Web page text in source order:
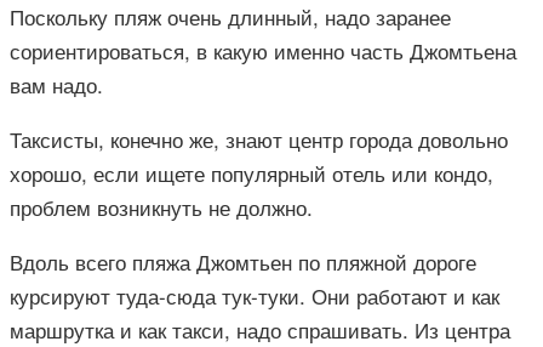
Поскольку пляж очень длинный, надо заранее
сориентироваться, в какую именно часть Джомтьена
вам надо.
Таксисты, конечно же, знают центр города довольно
хорошо, если ищете популярный отель или кондо,
проблем возникнуть не должно.
Вдоль всего пляжа Джомтьен по пляжной дороге
курсируют туда-сюда тук-туки. Они работают и как
маршрутка и как такси, надо спрашивать. Из центра